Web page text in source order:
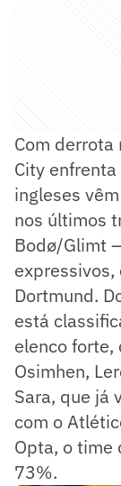
Com
City
ingleses
nos últimos
Bodø/Glimt
expressivos,
Dortmund.
está
elenco forte,
Osimhen,
Sara, que já
com o
Opta, o time
73%.